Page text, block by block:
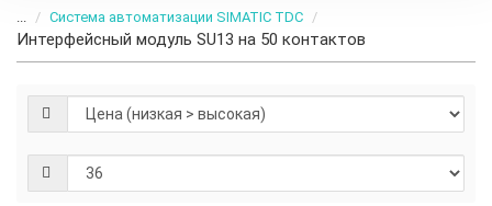
... Система автоматизации SIMATIC TDC
Интерфейсный модуль SU13 на 50 контактов